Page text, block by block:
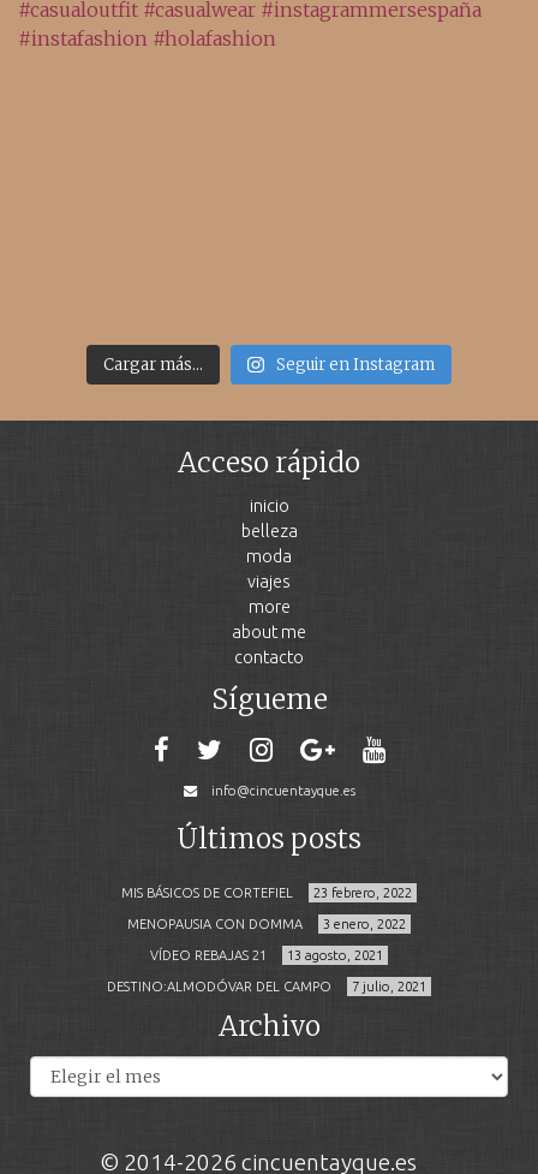
Cargar más... Seguir en Instagram
Acceso rápido
inicio
belleza
moda
viajes
more
about me
contacto
Sígueme
info@cincuentayque.es
Últimos posts
MIS BÁSICOS DE CORTEFIEL 23 febrero, 2022
MENOPAUSIA CON DOMMA 3 enero, 2022
VÍDEO REBAJAS 21 13 agosto, 2021
DESTINO:ALMODÓVAR DEL CAMPO 7 julio, 2021
Archivo
© 2014-2026 cincuentayque.es